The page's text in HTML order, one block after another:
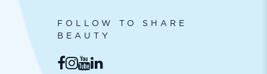
FOLLOW TO SHARE
BEAUTY